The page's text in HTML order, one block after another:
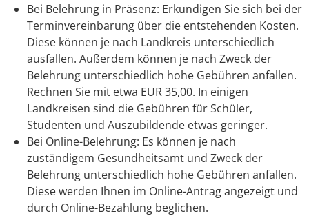
Bei Belehrung in Präsenz: Erkundigen Sie sich bei der
Terminvereinbarung über die entstehenden Kosten.
Diese können je nach Landkreis unterschiedlich
ausfallen. Außerdem können je nach Zweck der
Belehrung unterschiedlich hohe Gebühren anfallen.
Rechnen Sie mit etwa EUR 35,00. In einigen
Landkreisen sind die Gebühren für Schüler,
Studenten und Auszubildende etwas geringer.
Bei Online-Belehrung: Es können je nach
zuständigem Gesundheitsamt und Zweck der
Belehrung unterschiedlich hohe Gebühren anfallen.
Diese werden Ihnen im Online-Antrag angezeigt und
durch Online-Bezahlung beglichen.